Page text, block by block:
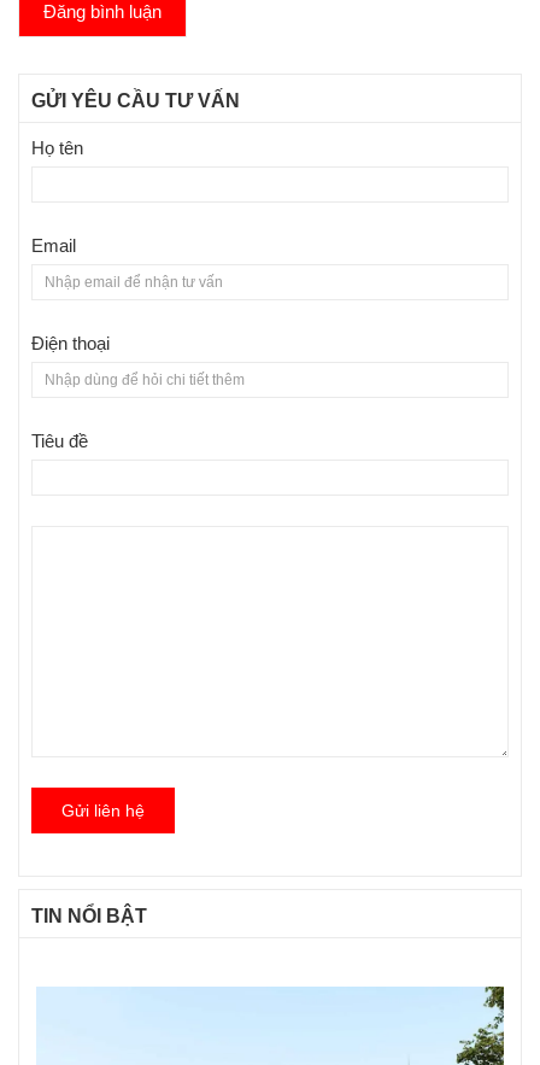
Đăng bình luận
GỬI YÊU CẦU TƯ VẤN
Họ tên
Email
Điện thoại
Tiêu đề
Gửi liên hệ
TIN NỔI BẬT